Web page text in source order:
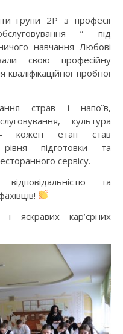
групи 2Р з професії
” під
навчання Любові
свою професійну
пробної
страв і напоїв,
культура
кожен етап став
підготовки та
сервісу.
та
яскравих кар’єрних